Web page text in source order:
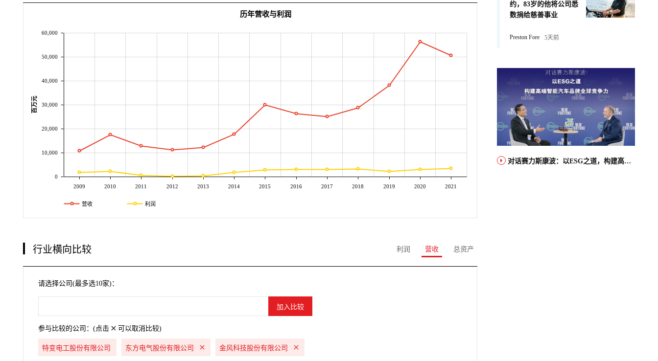
2009 2010 2011 2012 2013 2014 2015 2016 2017 2018 2019 2020 2021
0
10,000
20,000
30,000
40,000
50,000
60,000
百万元
历年营收与利润
营收 利润
行业横向比较 利润 营收 总资产
请选择公司(最多选10家)：
参与比较的公司：(点击 可以取消比较)
特变电工股份有限公司 东方电气股份有限公司 金风科技股份有限公司
约，83岁的他将公司悉
数捐给慈善事业
Preston Fore 5天前
对话赛力斯康波：以ESG之道，构建高端智能汽车品牌全球竞争力